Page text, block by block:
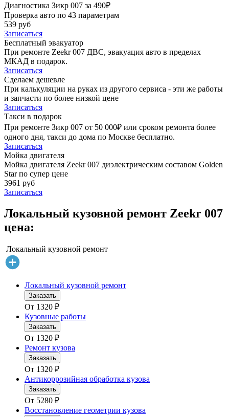
Диагностика Зикр 007 за 490₽
Проверка авто по 43 параметрам
539 руб
Записаться
Бесплатный эвакуатор
При ремонте Zeekr 007 ДВС, эвакуация авто в пределах
МКАД в подарок.
Записаться
Сделаем дешевле
При калькуляции на руках из другого сервиса - эти же работы
и запчасти по более низкой цене
Записаться
Такси в подарок
При ремонте Зикр 007 от 50 000₽ или сроком ремонта более
одного дня, такси до дома по Москве бесплатно.
Записаться
Мойка двигателя
Мойка двигателя Zeekr 007 диэлектрическим составом Golden
Star по супер цене
3961 руб
Записаться
Локальный кузовной ремонт Zeekr 007
цена:
Локальный кузовной ремонт
Локальный кузовной ремонт
Заказать
От 1320 ₽
Кузовные работы
Заказать
От 1320 ₽
Ремонт кузова
Заказать
От 1320 ₽
Антикоррозийная обработка кузова
Заказать
От 5280 ₽
Восстановление геометрии кузова